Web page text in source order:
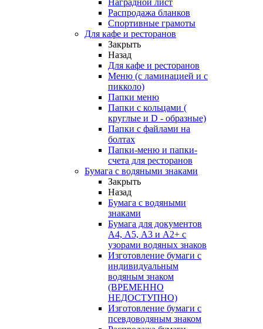
Распродажа бланков
Спортивные грамоты
Для кафе и ресторанов
Закрыть
Назад
Для кафе и ресторанов
Меню (с ламинацией и с
пикколо)
Папки меню
Папки с кольцами (
круглые и D - образные)
Папки с файлами на
болтах
Папки-меню и папки-
счета для ресторанов
Бумага с водяными знаками
Закрыть
Назад
Бумага с водяными
знаками
Бумага для документов
А4, А5, А3 и А2+ с
узорами водяных знаков
Изготовление бумаги с
индивидуальным
водяным знаком
(ВРЕМЕННО
НЕДОСТУПНО)
Изготовление бумаги с
псевдоводяным знаком